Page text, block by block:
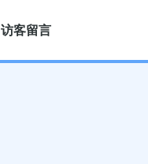
访客留言